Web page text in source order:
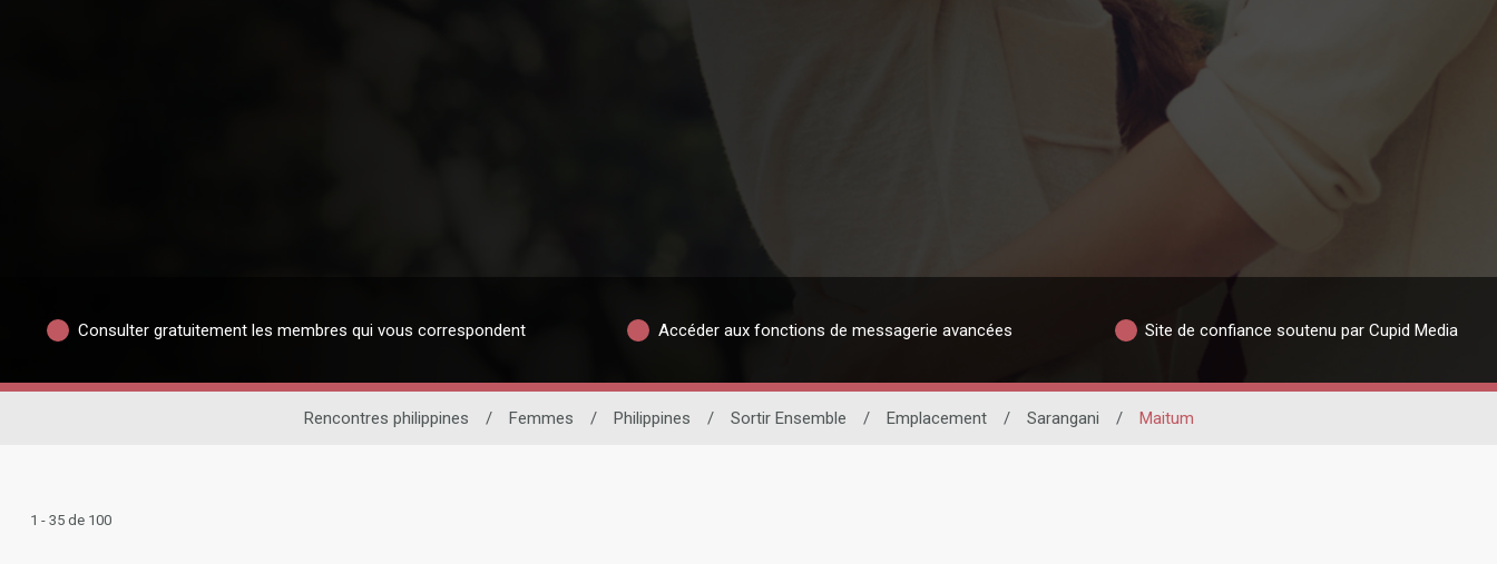
Consulter gratuitement les membres qui vous correspondent Accéder aux fonctions de messagerie avancées Site de confiance soutenu par Cupid Media
Rencontres philippines / Femmes / Philippines / Sortir Ensemble / Emplacement / Sarangani / Maitum
1 - 35 de 100